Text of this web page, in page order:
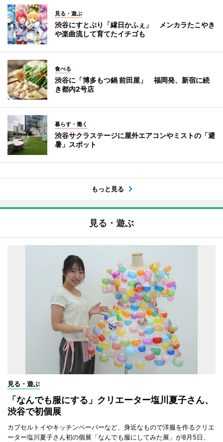
見る・遊ぶ
渋谷にすとぷり「縁日かふぇ」 メンカラたこやき
や楽曲流して育てたイチゴも
食べる
渋谷に「博多もつ鍋 前田屋」 福岡発、新宿に続
き都内2号店
暮らす・働く
渋谷サクラステージに屋外エアコンやミストの「避
暑」スポット
もっと見る
見る・遊ぶ
見る・遊ぶ
「なんでも服にする」クリエーター塩川夏子さん、
渋谷で初個展
カプセルトイやキッチンペーパーなど、身近なもので洋服を作るクリエ
ーター塩川夏子さん初の個展「なんでも服にしてみた展」が8月5日、